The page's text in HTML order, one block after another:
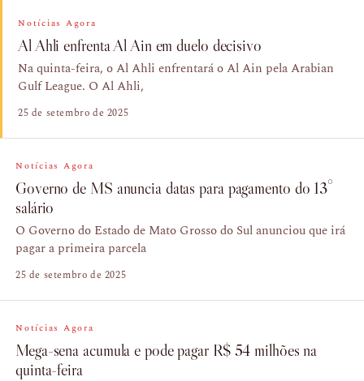
Notícias Agora
Al Ahli enfrenta Al Ain em duelo decisivo
Na quinta-feira, o Al Ahli enfrentará o Al Ain pela Arabian
Gulf League. O Al Ahli,
25 de setembro de 2025
Notícias Agora
Governo de MS anuncia datas para pagamento do 13°
salário
O Governo do Estado de Mato Grosso do Sul anunciou que irá
pagar a primeira parcela
25 de setembro de 2025
Notícias Agora
Mega-sena acumula e pode pagar R$ 54 milhões na
quinta-feira